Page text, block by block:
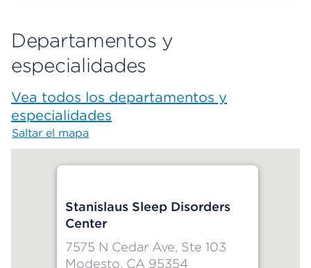
Departamentos y
especialidades
Vea todos los departamentos y
especialidades
Saltar el mapa
Stanislaus Sleep Disorders
Center
7575 N Cedar Ave, Ste 103
Modesto, CA 95354